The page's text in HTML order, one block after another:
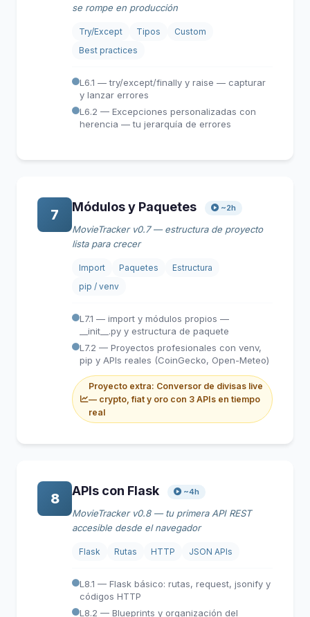
se rompe en producción
Try/Except Tipos
Custom
Best practices
L6.1 — try/except/finally y raise — capturar
y lanzar errores
L6.2 — Excepciones personalizadas con
herencia — tu jerarquía de errores
7 Módulos y Paquetes ~2h
MovieTracker v0.7 — estructura de proyecto
lista para crecer
Import Paquetes
Estructura
pip / venv
L7.1 — import y módulos propios —
__init__.py y estructura de paquete
L7.2 — Proyectos profesionales con venv,
pip y APIs reales (CoinGecko, Open-Meteo)
Proyecto extra: Conversor de divisas live
— crypto, fiat y oro con 3 APIs en tiempo
real
8 APIs con Flask ~4h
MovieTracker v0.8 — tu primera API REST
accesible desde el navegador
Flask Rutas HTTP JSON APIs
L8.1 — Flask básico: rutas, request, jsonify y
códigos HTTP
L8.2 — Blueprints y organización del